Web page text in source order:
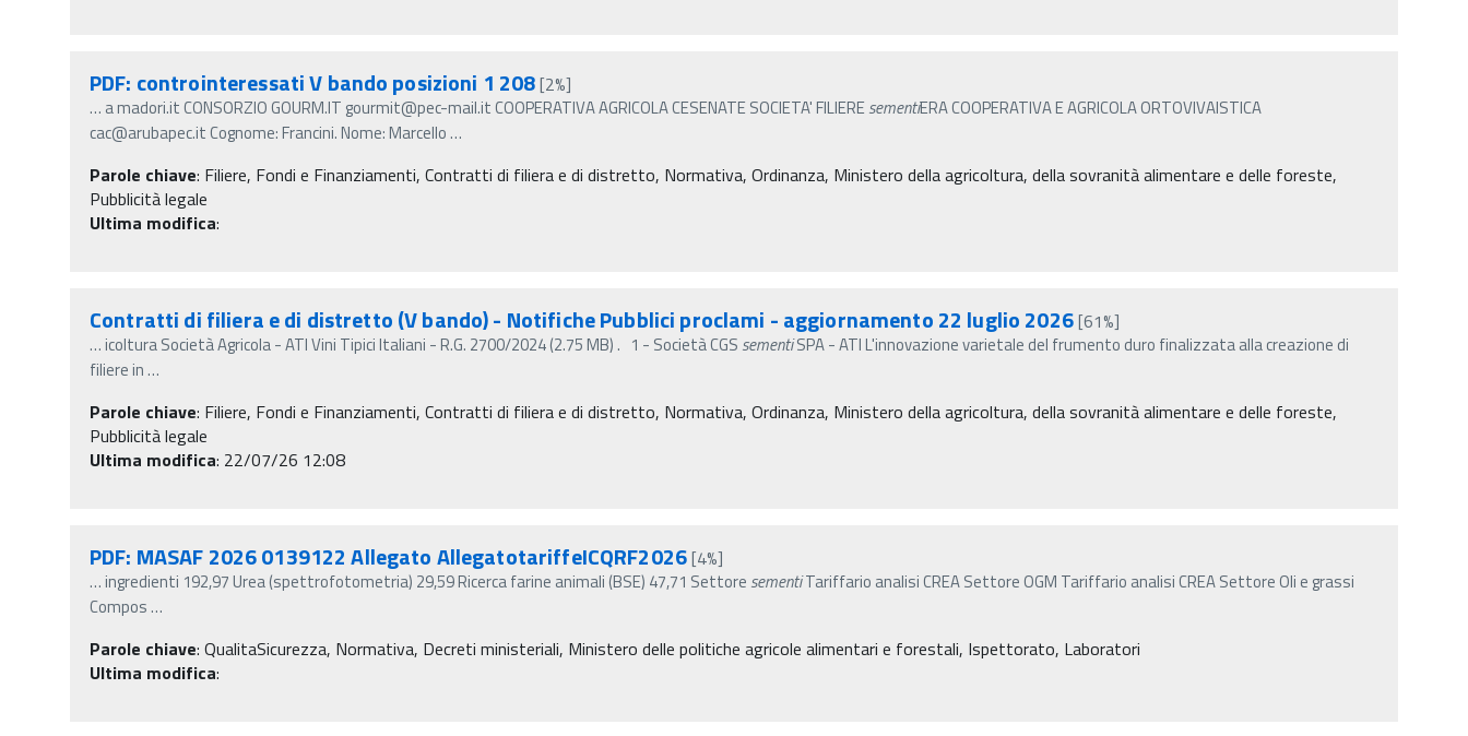
PDF: controinteressati V bando posizioni 1 208[2%]
… a madori.it CONSORZIO GOURM.IT gourmit@pec-mail.it COOPERATIVA AGRICOLA CESENATE SOCIETA' FILIERE sementiERA COOPERATIVA E AGRICOLA ORTOVIVAISTICA
cac@arubapec.it Cognome: Francini. Nome: Marcello…
Parole chiave: Filiere, Fondi e Finanziamenti, Contratti di filiera e di distretto, Normativa, Ordinanza, Ministero della agricoltura, della sovranità alimentare e delle foreste,
Pubblicità legale
Ultima modifica:
Contratti di filiera e di distretto (V bando) - Notifiche Pubblici proclami - aggiornamento 22 luglio 2026[61%]
…icoltura Società Agricola - ATI Vini Tipici Italiani - R.G. 2700/2024 (2.75 MB) . 1 - Società CGS sementiSPA - ATI L'innovazione varietale del frumento duro finalizzata alla creazione di
filiere in…
Parole chiave: Filiere, Fondi e Finanziamenti, Contratti di filiera e di distretto, Normativa, Ordinanza, Ministero della agricoltura, della sovranità alimentare e delle foreste,
Pubblicità legale
Ultima modifica: 22/07/26 12:08
PDF: MASAF 2026 0139122 Allegato AllegatotariffeICQRF2026[4%]
…ingredienti 192,97 Urea (spettrofotometria) 29,59 Ricerca farine animali (BSE) 47,71 Settore sementiTariffario analisi CREA Settore OGM Tariffario analisi CREA Settore Oli e grassi
Compos…
Parole chiave: QualitaSicurezza, Normativa, Decreti ministeriali, Ministero delle politiche agricole alimentari e forestali, Ispettorato, Laboratori
Ultima modifica: